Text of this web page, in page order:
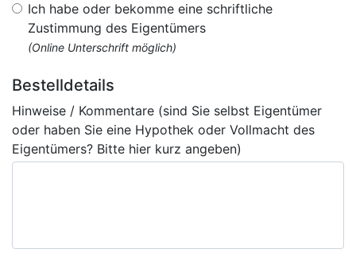
Ich habe oder bekomme eine schriftliche
Zustimmung des Eigentümers
(Online Unterschrift möglich)
Bestelldetails
Hinweise / Kommentare (sind Sie selbst Eigentümer
oder haben Sie eine Hypothek oder Vollmacht des
Eigentümers? Bitte hier kurz angeben)